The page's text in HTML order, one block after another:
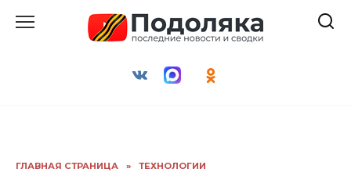
ГЛАВНАЯ СТРАНИЦА » ТЕХНОЛОГИИ